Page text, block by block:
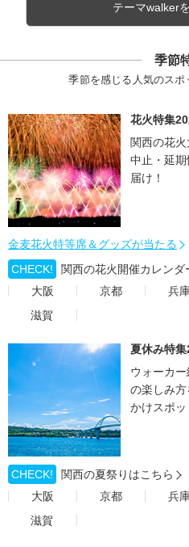
テーマwalker
季節
季節を感じる人気のス
花火特集
関西の花火
中止・延
届け！
金麦花火特等席＆グッズが当たる
CHECK!
関西の花火開催カレンダ
大阪
京都 兵
滋賀
夏休み特集
ウォーカ
の楽しみ
かけスポッ
CHECK!
関西の夏祭りはこちら
大阪
京都 兵
滋賀